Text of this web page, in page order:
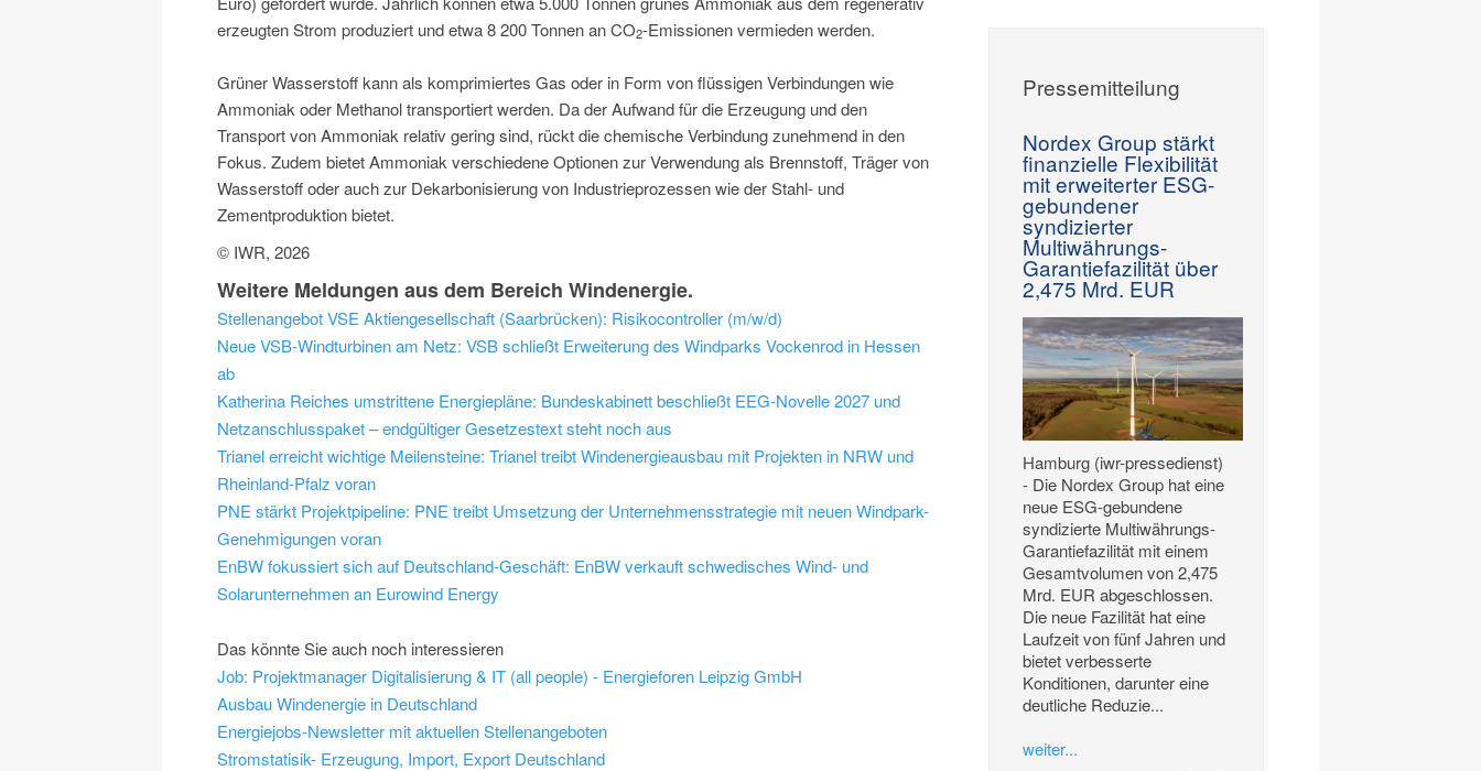
erzeugten Strom produziert und etwa 8 200 Tonnen an CO2-Emissionen vermieden werden.
Grüner Wasserstoff kann als komprimiertes Gas oder in Form von flüssigen Verbindungen wie
Ammoniak oder Methanol transportiert werden. Da der Aufwand für die Erzeugung und den
Transport von Ammoniak relativ gering sind, rückt die chemische Verbindung zunehmend in den
Fokus. Zudem bietet Ammoniak verschiedene Optionen zur Verwendung als Brennstoff, Träger von
Wasserstoff oder auch zur Dekarbonisierung von Industrieprozessen wie der Stahl- und
Zementproduktion bietet.
© IWR, 2026
Weitere Meldungen aus dem Bereich Windenergie.
Stellenangebot VSE Aktiengesellschaft (Saarbrücken): Risikocontroller (m/w/d)
Neue VSB-Windturbinen am Netz: VSB schließt Erweiterung des Windparks Vockenrod in Hessen
ab
Katherina Reiches umstrittene Energiepläne: Bundeskabinett beschließt EEG-Novelle 2027 und
Netzanschlusspaket – endgültiger Gesetzestext steht noch aus
Trianel erreicht wichtige Meilensteine: Trianel treibt Windenergieausbau mit Projekten in NRW und
Rheinland-Pfalz voran
PNE stärkt Projektpipeline: PNE treibt Umsetzung der Unternehmensstrategie mit neuen Windpark-
Genehmigungen voran
EnBW fokussiert sich auf Deutschland-Geschäft: EnBW verkauft schwedisches Wind- und
Solarunternehmen an Eurowind Energy
Das könnte Sie auch noch interessieren
Job: Projektmanager Digitalisierung & IT (all people) - Energieforen Leipzig GmbH
Ausbau Windenergie in Deutschland
Energiejobs-Newsletter mit aktuellen Stellenangeboten
Stromstatisik- Erzeugung, Import, Export Deutschland
Pressemitteilung
Nordex Group stärkt
finanzielle Flexibilität
mit erweiterter ESG-
gebundener
syndizierter
Multiwährungs-
Garantiefazilität über
2,475 Mrd. EUR
Hamburg (iwr-pressedienst)
- Die Nordex Group hat eine
neue ESG-gebundene
syndizierte Multiwährungs-
Garantiefazilität mit einem
Gesamtvolumen von 2,475
Mrd. EUR abgeschlossen.
Die neue Fazilität hat eine
Laufzeit von fünf Jahren und
bietet verbesserte
Konditionen, darunter eine
deutliche Reduzie...
weiter...